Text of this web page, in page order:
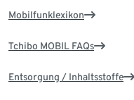
Mobilfunklexikon
Tchibo MOBIL FAQs
Entsorgung / Inhaltsstoffe